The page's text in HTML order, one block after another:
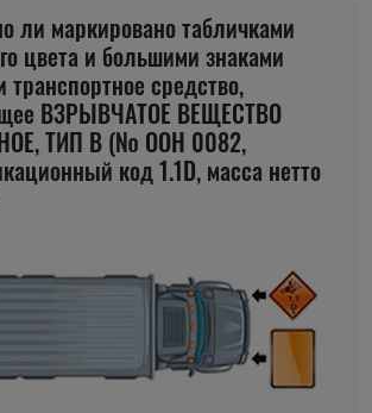
ли маркировано табличками
цвета и большими знаками
транспортное средство,
ВЗРЫВЧАТОЕ ВЕЩЕСТВО
ТИП В (№ ООН 0082,
код 1.1D, масса нетто